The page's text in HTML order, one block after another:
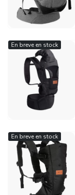
En breve en stock
En breve en stock